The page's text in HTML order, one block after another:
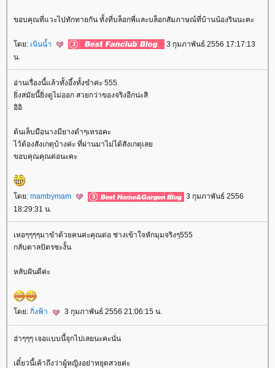
ขอบคุณที่แวะไปทักทายกัน ทั้งที่บล็อกพี่และบล็อกสัมภาษณ์ที่บ้านน้องรินนะคะ
ดย: เนินน้ำ
3 กุมภาพันธ์ 2556 17:17:13
น.
อ่านเรื่องนี้แล้วทั้งอึ้งทั้งขำค่ะ 555
ิ่งสมัยนี้ยิ่งดูไม่ออก สวยกว่าของจริงอีกน่ะสิ
อิอิ
ต้นเล็บมือนางมียางดำๆเหรอคะ
ไว้ต้องสังเกตุบ้างค่ะ ที่ผ่านมาไม่ได้สังเกตุเล
ขอบคุณคุณต่อนะคะ
ดย: mambymam
3 กุมภาพันธ์ 2556
18:29:31 น.
เหอๆๆๆๆมาขำด้วยคนค่ะคุณต่อ ช่างเข้าใจหักมุมจริงๆ555
กลับตาลปัตรซะงั้น
หลับฝันดีค่ะ
ดย: กิ่งฟ้า 3 กุมภาพันธ์ 2556 21:06:15 น.
ฮ่าๆๆๆ เจอแบบนี้จุกไปเลยนะคะนั่น
เดี๋ยวนี้เค้าถึงว่าผู้หญิงอย่าหยุดสวยค่ะ